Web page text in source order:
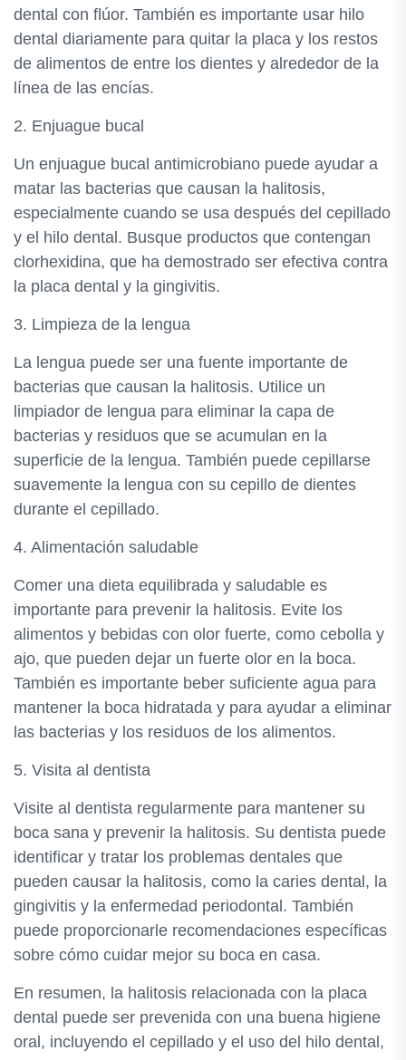
dental con flúor. También es importante usar hilo
dental diariamente para quitar la placa y los restos
de alimentos de entre los dientes y alrededor de la
línea de las encías.
2. Enjuague bucal
Un enjuague bucal antimicrobiano puede ayudar a
matar las bacterias que causan la halitosis,
especialmente cuando se usa después del cepillado
y el hilo dental. Busque productos que contengan
clorhexidina, que ha demostrado ser efectiva contra
la placa dental y la gingivitis.
3. Limpieza de la lengua
La lengua puede ser una fuente importante de
bacterias que causan la halitosis. Utilice un
limpiador de lengua para eliminar la capa de
bacterias y residuos que se acumulan en la
superficie de la lengua. También puede cepillarse
suavemente la lengua con su cepillo de dientes
durante el cepillado.
4. Alimentación saludable
Comer una dieta equilibrada y saludable es
importante para prevenir la halitosis. Evite los
alimentos y bebidas con olor fuerte, como cebolla y
ajo, que pueden dejar un fuerte olor en la boca.
También es importante beber suficiente agua para
mantener la boca hidratada y para ayudar a eliminar
las bacterias y los residuos de los alimentos.
5. Visita al dentista
Visite al dentista regularmente para mantener su
boca sana y prevenir la halitosis. Su dentista puede
identificar y tratar los problemas dentales que
pueden causar la halitosis, como la caries dental, la
gingivitis y la enfermedad periodontal. También
puede proporcionarle recomendaciones específicas
sobre cómo cuidar mejor su boca en casa.
En resumen, la halitosis relacionada con la placa
dental puede ser prevenida con una buena higiene
oral, incluyendo el cepillado y el uso del hilo dental,